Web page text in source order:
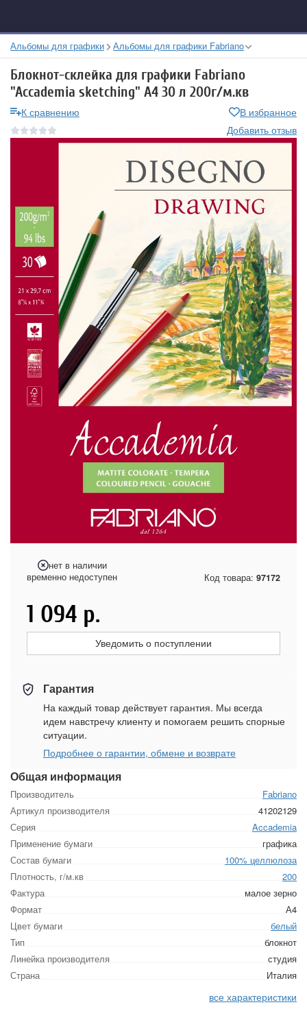
Альбомы для графики Альбомы для графики Fabriano
Блокнот-склейка для графики Fabriano
"Accademia sketching" А4 30 л 200г/м.кв
К сравнению
В избранное
Добавить отзыв
Общая информация
Производитель
Fabriano
Артикул производителя
41202129
Серия
Accademia
Применение бумаги
графика
Состав бумаги
100% целлюлоза
Плотность, г/м.кв
200
Фактура
малое зерно
Формат
А4
Цвет бумаги
белый
Тип
блокнот
Линейка производителя
студия
Страна
Италия
все характеристики
нет в наличии
временно недоступен
Код товара: 97172
1 094 р.
Уведомить о поступлении
Гарантия
На каждый товар действует гарантия. Мы всегда
идем навстречу клиенту и помогаем решить спорные
ситуации.
Подробнее о гарантии, обмене и возврате